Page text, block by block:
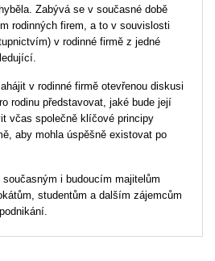
Zabývá se v současné době
rodinných firem, a to v souvislosti
v rodinné firmě z jedné
v rodinné firmě otevřenou diskusi
rodinu představovat, jaké bude její
včas společně klíčové principy
aby mohla úspěšně existovat po
i budoucím majitelům
studentům a dalším zájemcům